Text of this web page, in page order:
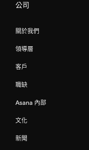
公司
關於我們
領導層
客戶
職缺
Asana 內部
文化
新聞